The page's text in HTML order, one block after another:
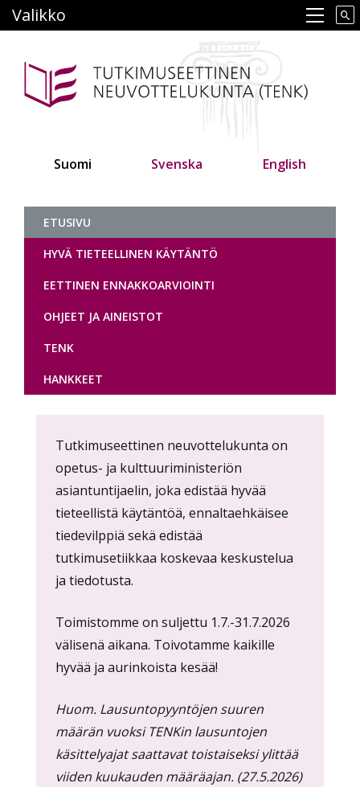
pääsisältöön
Main navigation
Valikko
Suomi Svenska English
Tutkimuseettinen
ETUSIVU
HYVÄ TIETEELLINEN KÄYTÄNTÖ
EETTINEN ENNAKKOARVIOINTI
OHJEET JA AINEISTOT
TENK
HANKKEET
Content
markup
Tutkimuseettinen neuvottelukunta on
opetus- ja kulttuuriministeriön
asiantuntijaelin, joka edistää hyvää
tieteellistä käytäntöä, ennaltaehkäisee
tiedevilppiä sekä edistää
tutkimusetiikkaa koskevaa keskustelua
ja tiedotusta.
Toimistomme on suljettu 1.7.-31.7.2026
välisenä aikana. Toivotamme kaikille
hyvää ja aurinkoista kesää!
Huom. Lausuntopyyntöjen suuren
määrän vuoksi TENKin lausuntojen
käsittelyajat saattavat toistaiseksi ylittää
viiden kuukauden määräajan. (27.5.2026)